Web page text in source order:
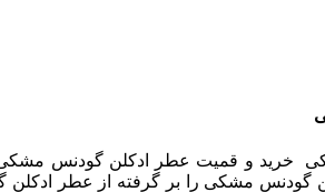
خرید و قمیت عطر ادکلن گودنس مشکی
گودنس مشکی را بر گرفته از عطر